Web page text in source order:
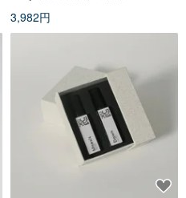
3,982円